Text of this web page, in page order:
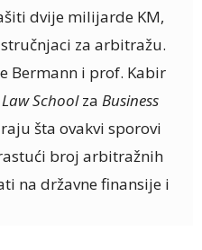
dvije milijarde KM,
za arbitražu.
Bermann i prof. Kabir
Schoolza Business
šta ovakvi sporovi
broj arbitražnih
na državne finansije i